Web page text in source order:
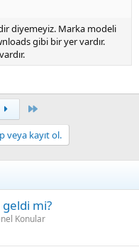
diyemeyiz. Marka modeli
gibi bir yer vardır.
veya kayıt ol.
mi?
Konular